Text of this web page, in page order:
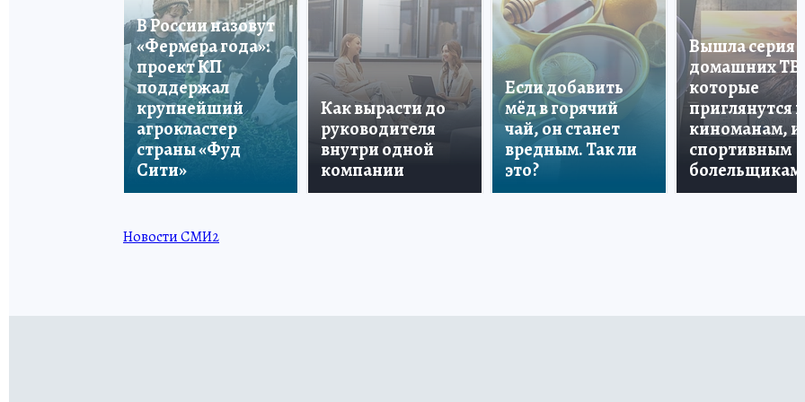
В России назовут
«Фермера года»:
проект КП
поддержал
крупнейший
агрокластер
страны «Фуд
Сити»
Как вырасти до
руководителя
внутри одной
компании
Если добавить
мёд в горячий
чай, он станет
вредным. Так ли
это?
Вышла серия
домашних ТВ,
которые
приглянутся и
киноманам, и
спортивным
болельщикам
Новости СМИ2